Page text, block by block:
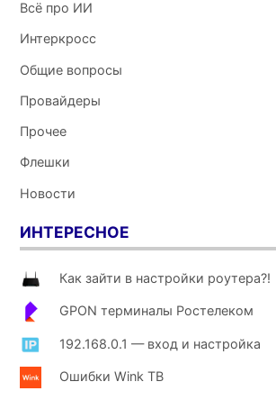
99@mail.ru
Павел:
7 января 2015 в 21:23
Спасибо помог!!!)))
Всё про ИИ
Интеркросс
Общие вопросы
Провайдеры
Прочее
Флешки
Новости
ИНТЕРЕСНОЕ
Как зайти в настройки роутера?!
GPON терминалы Ростелеком
192.168.0.1 — вход и настройка
Ошибки Wink ТВ